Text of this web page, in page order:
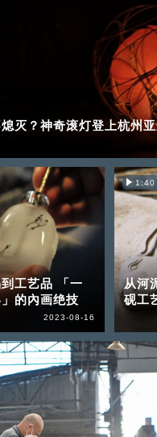
灭？神奇滚灯登上杭州
工艺品 「一
的內画绝技
2023-08-16
1:40
从河
砚工